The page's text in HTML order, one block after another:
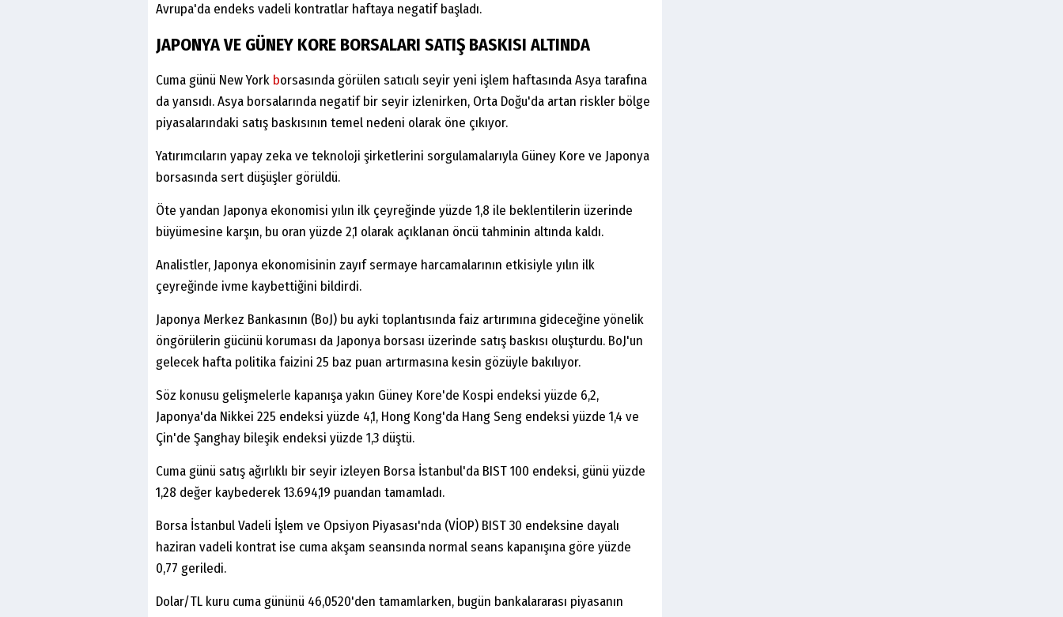
Avrupa'da endeks vadeli kontratlar haftaya negatif başladı.
JAPONYA VE GÜNEY KORE BORSALARI SATIŞ BASKISI ALTINDA
Cuma günü New York borsasında görülen satıcılı seyir yeni işlem haftasında Asya tarafına
da yansıdı. Asya borsalarında negatif bir seyir izlenirken, Orta Doğu'da artan riskler bölge
piyasalarındaki satış baskısının temel nedeni olarak öne çıkıyor.
Yatırımcıların yapay zeka ve teknoloji şirketlerini sorgulamalarıyla Güney Kore ve Japonya
borsasında sert düşüşler görüldü.
Öte yandan Japonya ekonomisi yılın ilk çeyreğinde yüzde 1,8 ile beklentilerin üzerinde
büyümesine karşın, bu oran yüzde 2,1 olarak açıklanan öncü tahminin altında kaldı.
Analistler, Japonya ekonomisinin zayıf sermaye harcamalarının etkisiyle yılın ilk
çeyreğinde ivme kaybettiğini bildirdi.
Japonya Merkez Bankasının (BoJ) bu ayki toplantısında faiz artırımına gideceğine yönelik
öngörülerin gücünü koruması da Japonya borsası üzerinde satış baskısı oluşturdu. BoJ'un
gelecek hafta politika faizini 25 baz puan artırmasına kesin gözüyle bakılıyor.
Söz konusu gelişmelerle kapanışa yakın Güney Kore'de Kospi endeksi yüzde 6,2,
Japonya'da Nikkei 225 endeksi yüzde 4,1, Hong Kong'da Hang Seng endeksi yüzde 1,4 ve
Çin'de Şanghay bileşik endeksi yüzde 1,3 düştü.
Cuma günü satış ağırlıklı bir seyir izleyen Borsa İstanbul'da BIST 100 endeksi, günü yüzde
1,28 değer kaybederek 13.694,19 puandan tamamladı.
Borsa İstanbul Vadeli İşlem ve Opsiyon Piyasası'nda (VİOP) BIST 30 endeksine dayalı
haziran vadeli kontrat ise cuma akşam seansında normal seans kapanışına göre yüzde
0,77 geriledi.
Dolar/TL kuru cuma gününü 46,0520'den tamamlarken, bugün bankalararası piyasanın